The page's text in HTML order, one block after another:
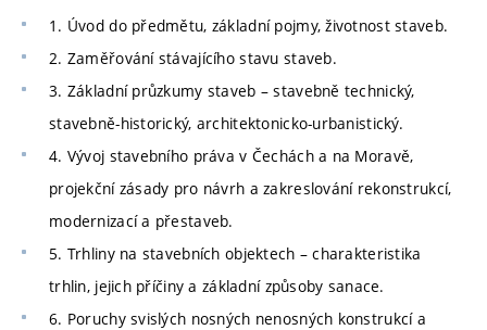
1. Úvod do předmětu, základní pojmy, životnost staveb.
2. Zaměřování stávajícího stavu staveb.
3. Základní průzkumy staveb – stavebně technický,
stavebně-historický, architektonicko-urbanistický.
4. Vývoj stavebního práva v Čechách a na Moravě,
projekční zásady pro návrh a zakreslování rekonstrukcí,
modernizací a přestaveb.
5. Trhliny na stavebních objektech – charakteristika
trhlin, jejich příčiny a základní způsoby sanace.
6. Poruchy svislých nosných nenosných konstrukcí a